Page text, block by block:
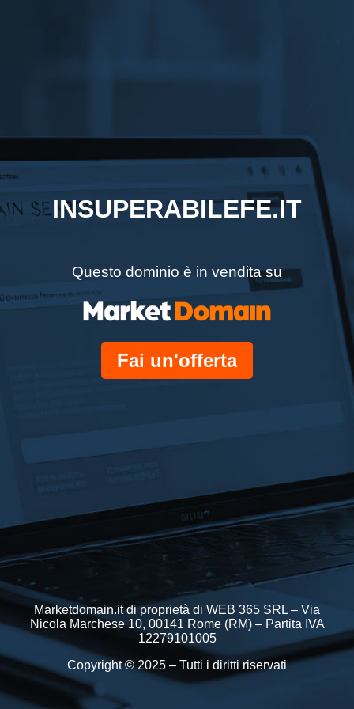
INSUPERABILEFE.IT
Questo dominio è in vendita su
Fai un'offerta
Marketdomain.it di proprietà di WEB 365 SRL – Via
Nicola Marchese 10, 00141 Rome (RM) – Partita IVA
12279101005
Copyright © 2025 – Tutti i diritti riservati